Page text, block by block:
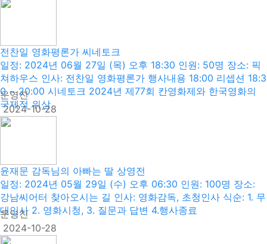
전찬일 영화평론가 씨네토크
일정: 2024년 06월 27일 (목) 오후 18:30 인원: 50명 장소: 픽
쳐하우스 인사: 전찬일 영화평론가 행사내용 18:00 리셉션 18:3
0 ~ 20:00 시네토크 2024년 제77회 칸영화제와 한국영화의
국제적 위상
운영진
2024-10-28
윤재문 감독님의 아빠는 딸 상영전
일정: 2024년 05월 29일 (수) 오후 06:30 인원: 100명 장소:
강남씨어터 찾아오시는 길 인사: 영화감독, 초청인사 식순: 1. 무
대인사 2. 영화시청, 3. 질문과 답변 4.행사종료
운영진
2024-10-28